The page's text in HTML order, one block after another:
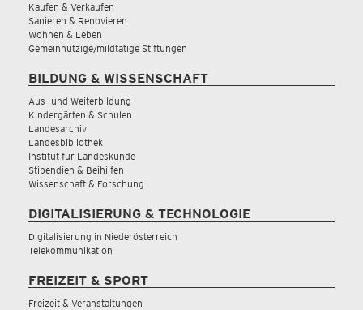
Kaufen & Verkaufen
Sanieren & Renovieren
Wohnen & Leben
Gemeinnützige/mildtätige Stiftungen
BILDUNG & WISSENSCHAFT
Aus- und Weiterbildung
Kindergärten & Schulen
Landesarchiv
Landesbibliothek
Institut für Landeskunde
Stipendien & Beihilfen
Wissenschaft & Forschung
DIGITALISIERUNG & TECHNOLOGIE
Digitalisierung in Niederösterreich
Telekommunikation
FREIZEIT & SPORT
Freizeit & Veranstaltungen